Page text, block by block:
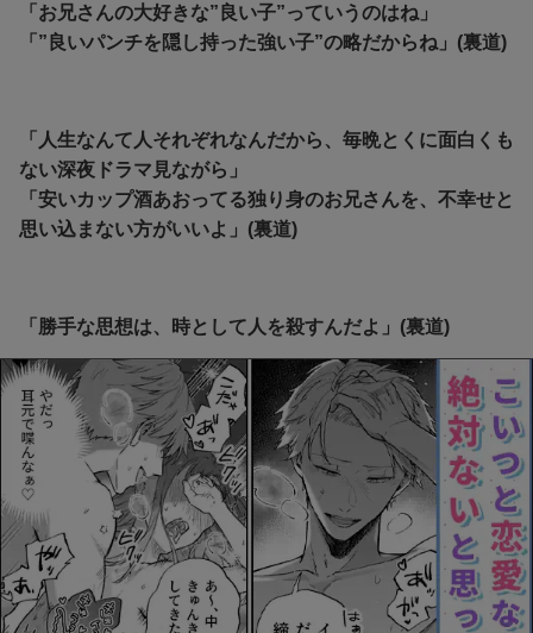
「お兄さんの大好きな”良い子”っていうのはね」
「”良いパンチを隠し持った強い子”の略だからね」(裏道)
「人生なんて人それぞれなんだから、毎晩とくに面白くも
ない深夜ドラマ見ながら」
「安いカップ酒あおってる独り身のお兄さんを、不幸せと
思い込まない方がいいよ」(裏道)
「勝手な思想は、時として人を殺すんだよ」(裏道)